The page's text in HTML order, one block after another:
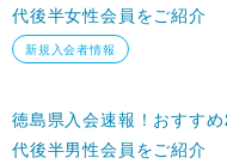
代後半女性会員をご紹介
新規入会者情報
徳島県入会速報！おすす
代後半男性会員をご紹介